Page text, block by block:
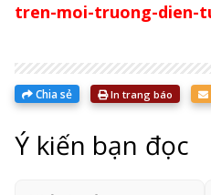
tren-moi-truong-dien-
Chia sẻ In trang báo
Ý kiến bạn đọc